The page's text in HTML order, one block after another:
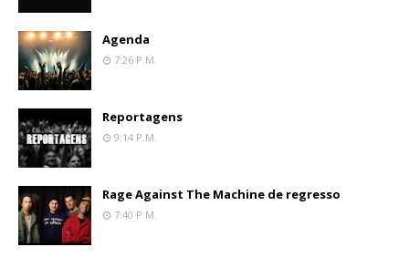
Agenda
7:26 P.m.
Reportagens
9:14 P.m.
Rage Against The Machine de regresso
7:40 P.m.